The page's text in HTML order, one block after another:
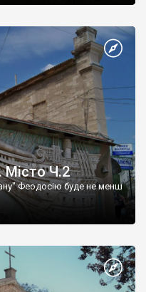
Місто Ч.2
Феодосію буде не менш